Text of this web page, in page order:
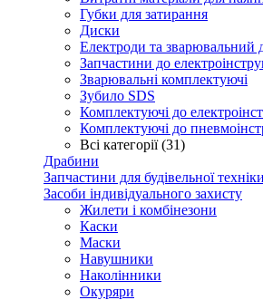
Губки для затирання
Диски
Електроди та зварювальний
Запчастини до
Зварювальні комплектуючі
Зубило SDS
Комплектуючі до
Комплектуючі до
Всі категорії (31)
Драбини
Запчастини для будівельної техніки
Засоби індивідуального захисту
Жилети і комбінезони
Каски
Маски
Навушники
Наколінники
Окуряри